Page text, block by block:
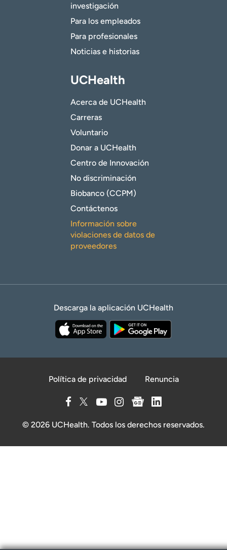
investigación
Para los empleados
Para profesionales
Noticias e historias
UCHealth
Acerca de UCHealth
Carreras
Voluntario
Donar a UCHealth
Centro de Innovación
No discriminación
Biobanco (CCPM)
Contáctenos
Información sobre
violaciones de datos de
proveedores
Descarga la aplicación UCHealth
Política de privacidad Renuncia
© 2026 UCHealth. Todos los derechos reservados.